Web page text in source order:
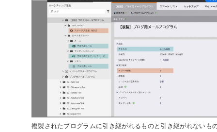
複製されたプログラムに引き継がれるものと引き継がれないも